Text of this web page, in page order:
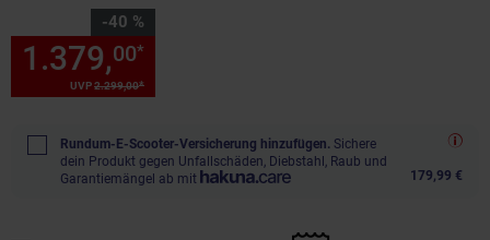
-40 %
Sie Sparen 40 Prozent,
UVP2.299,00*
1.379,00*
Rundum-E-Scooter-Versicherung hinzufügen. Sichere
dein Produkt gegen Unfallschäden, Diebstahl, Raub und
Garantiemängel ab mit
179,99 €